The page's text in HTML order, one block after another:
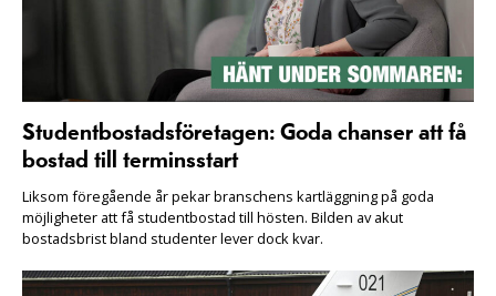
Studentbostadsföretagen: Goda chanser att få
bostad till terminsstart
Liksom föregående år pekar branschens kartläggning på goda
möjligheter att få studentbostad till hösten. Bilden av akut
bostadsbrist bland studenter lever dock kvar.